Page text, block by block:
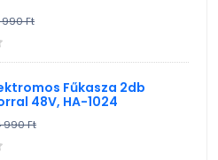
990 Ft
Fűkasza 2db
48V, HA-1024
990 Ft